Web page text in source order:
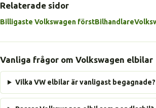
Relaterade sidor
Billigaste Volkswagen förstBilhandlare
Vanliga frågor om Volkswagen elbilar
Vilka VW elbilar är vanligast begagnade?